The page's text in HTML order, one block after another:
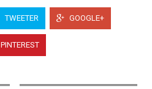
TWEETER GOOGLE+
PINTEREST